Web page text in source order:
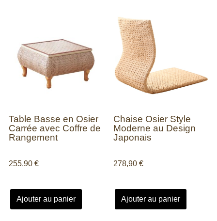
Table Basse en Osier
Carrée avec Coffre de
Rangement
255,90 €
Ajouter au panier
Chaise Osier Style
Moderne au Design
Japonais
278,90 €
Ajouter au panier